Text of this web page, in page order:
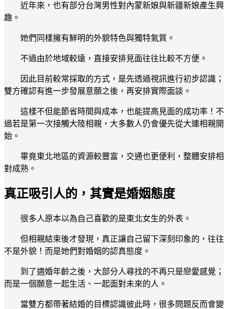
近年來，也有部分台灣男性對內蒙新娘與新疆新娘產生興
趣。
她們同樣擁有鮮明的外貌特色與獨特氣質。
不過由於地域較遠，直接安排見面往往比較不方便。
因此目前較常採取的方式，是先透過視訊進行初步認識；
雙方確認有進一步發展意願之後，再安排實際面談。
這樣不但能節省時間與成本，也能提高見面的成功率！不
過若是第一次接觸大陸相親，大多數人仍會優先從大連相親開
始。
畢竟東北地區的資源較豐富，交通也更便利，整體安排相
對成熟。
真正吸引人的，其實是婚姻態度
很多人原本以為自己喜歡的是東北女生的外表。
但相親結束後才發現，真正讓自己留下深刻印象的，往往
不是外貌！而是她們對婚姻的認真態度。
到了適婚年齡之後，大部分人尋找的不再只是戀愛感覺；
而是一個願意一起生活、一起面對未來的人。
當雙方都帶著結婚的目標認識彼此時，很多問題反而會變